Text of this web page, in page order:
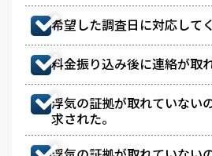
希望した調査日に対応して
料金振り込み後に連絡が取
浮気の証拠が取れていない
求された。